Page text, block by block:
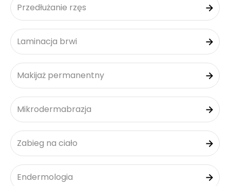
Przedłużanie rzęs
Laminacja brwi
Makijaż permanentny
Mikrodermabrazja
Zabieg na ciało
Endermologia